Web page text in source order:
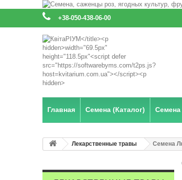
: +38-050-438-06-00
Главная Семена (Каталог)
Лекарственные травы Семена